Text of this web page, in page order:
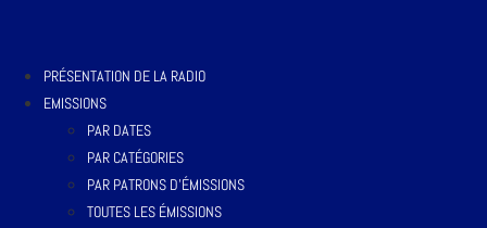
PRÉSENTATION DE LA RADIO
EMISSIONS
PAR DATES
PAR CATÉGORIES
PAR PATRONS D’ÉMISSIONS
TOUTES LES ÉMISSIONS